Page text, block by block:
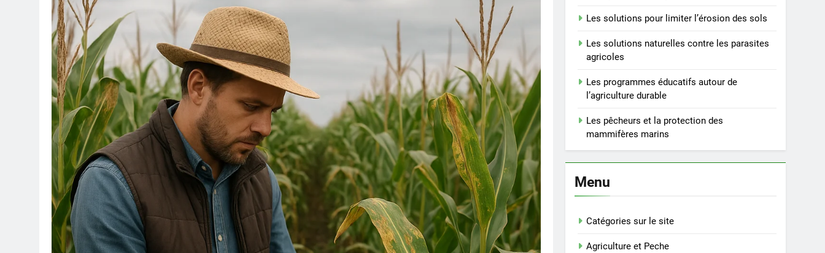
Les solutions pour limiter l’érosion des sols
Les solutions naturelles contre les parasites
agricoles
Les programmes éducatifs autour de
l’agriculture durable
Les pêcheurs et la protection des
mammifères marins
Menu
Catégories sur le site
Agriculture et Peche